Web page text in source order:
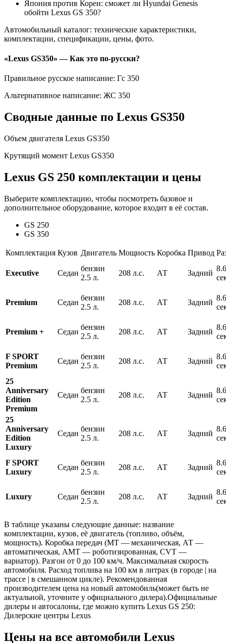
Япония против Кореи: сможет ли Hyundai Genesis
обойти Lexus GS 350?
Автомобильный каталог: технические характеристики,
комплектации, спецификации, цены, фото.
«Lexus GS350» — Как это по-русски?
Правильное русское написание: Гс 350
Альтернативное написание: ЖС 350
Сводные данные по Lexus GS350
Объем двигателя Lexus GS350
Крутящий момент Lexus GS350
Lexus GS 250 комплектации и цены
Выберите комплектацию, чтобы посмотреть базовое и
дополнительное оборудование, которое входит в её состав.
GS 250
GS 350
Комплектация Кузов Двигатель Мощность Коробка Привод
Executive Седан
бензин
2.5 л.
208 л.с. АТ Задний
8.6
Premium Седан
бензин
2.5 л.
208 л.с. АТ Задний
8.6
Premium + Седан
бензин
2.5 л.
208 л.с. АТ Задний
8.6
F SPORT
Premium
Седан
бензин
2.5 л.
208 л.с. АТ Задний
8.6
25
Anniversary
Edition
Premium
Седан
бензин
2.5 л.
208 л.с. АТ Задний
8.6
25
Anniversary
Edition
Luxury
Седан
бензин
2.5 л.
208 л.с. АТ Задний
8.6
F SPORT
Luxury
Седан
бензин
2.5 л.
208 л.с. АТ Задний
8.6
Luxury Седан
бензин
2.5 л.
208 л.с. АТ Задний
8.6
В таблице указаны следующие данные: название
комплектации, кузов, её двигатель (топливо, объём,
мощность). Коробка передач (МТ — механическая, АТ —
автоматическая, АМТ — роботизированная, CVT —
вариатор). Разгон от 0 до 100 км/ч. Максимальная скорость
автомобиля. Расход топлива на 100 км в литрах (в городе | на
трассе | в смешанном цикле). Рекомендованная
производителем цена на новый автомобиль(может быть не
актуальной, уточните у официального дилера).Официальные
дилеры и автосалоны, где можно купить Lexus GS 250:
Дилерские центры Lexus
Цены на все автомобили Lexus